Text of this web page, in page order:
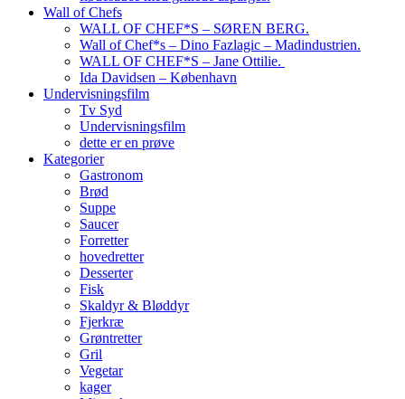
Wall of Chefs
WALL OF CHEF*S – SØREN BERG.
Wall of Chef*s – Dino Fazlagic – Madindustrien.
WALL OF CHEF*S – Jane Ottilie.
Ida Davidsen – København
Undervisningsfilm
Tv Syd
Undervisningsfilm
dette er en prøve
Kategorier
Gastronom
Brød
Suppe
Saucer
Forretter
hovedretter
Desserter
Fisk
Skaldyr & Bløddyr
Fjerkræ
Grøntretter
Gril
Vegetar
kager